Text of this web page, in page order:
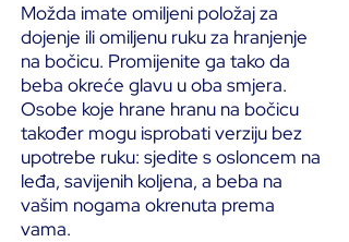
Možda imate omiljeni položaj za
dojenje ili omiljenu ruku za hranjenje
na bočicu. Promijenite ga tako da
beba okreće glavu u oba smjera.
Osobe koje hrane hranu na bočicu
također mogu isprobati verziju bez
upotrebe ruku: sjedite s osloncem na
leđa, savijenih koljena, a beba na
vašim nogama okrenuta prema
vama.